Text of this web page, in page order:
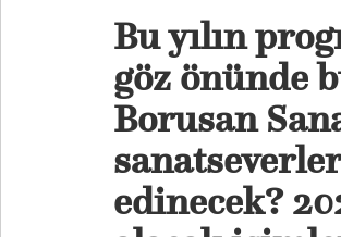
Bu yılın
göz önünde
Borusan
edinecek?